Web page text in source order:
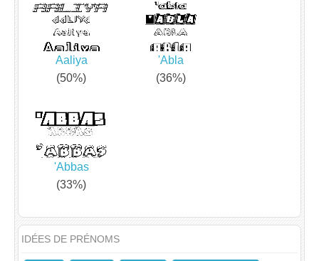
Aaliya
(50%)
'Abla
(36%)
'Abbas
(33%)
IDÉES DE PRÉNOMS